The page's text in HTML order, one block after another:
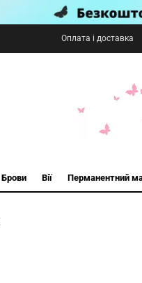
Оплата і доставка
Брови Вії Перманентний